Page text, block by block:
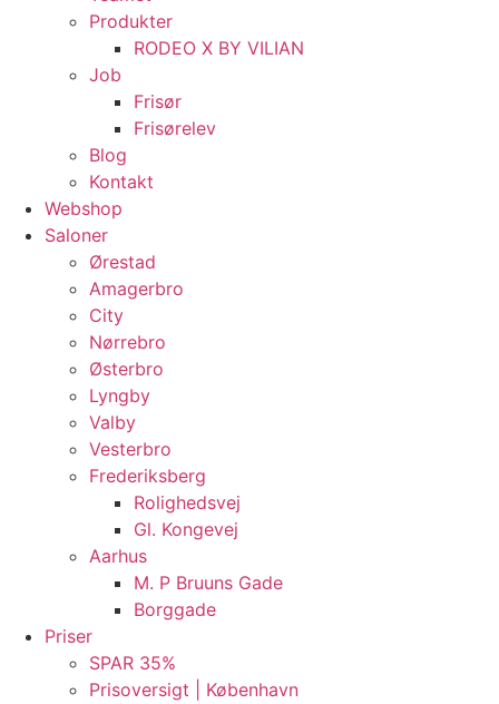
Produkter
RODEO X BY VILIAN
Job
Frisør
Frisørelev
Blog
Kontakt
Webshop
Saloner
Ørestad
Amagerbro
City
Nørrebro
Østerbro
Lyngby
Valby
Vesterbro
Frederiksberg
Rolighedsvej
Gl. Kongevej
Aarhus
M. P Bruuns Gade
Borggade
Priser
SPAR 35%
Prisoversigt | København